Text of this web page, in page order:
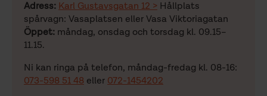
Adress: Karl Gustavsgatan 12 > Hållplats
spårvagn: Vasaplatsen eller Vasa Viktoriagatan
Öppet: måndag, onsdag och torsdag kl. 09.15–
11.15.
Ni kan ringa på telefon, måndag-fredag kl. 08-16:
073-598 51 48 eller 072-1454202